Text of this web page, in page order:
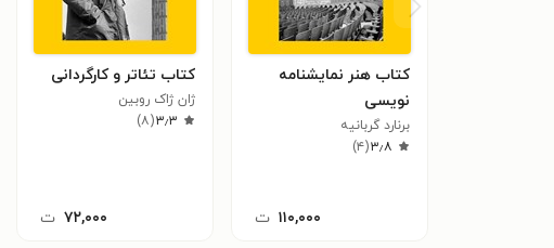
کتاب هنر نمایشنامه
نویسی
برنارد گربانیه
۳٫۸(۴)
۱۱۰,۰۰۰ ت
کتاب تئاتر و کارگردانی
ژان ژاک روبین
۳٫۳(۸)
۷۲,۰۰۰ ت